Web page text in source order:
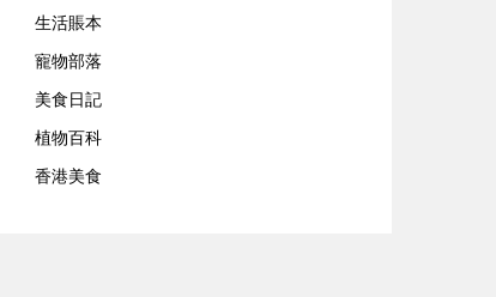
生活賬本
寵物部落
美食日記
植物百科
香港美食